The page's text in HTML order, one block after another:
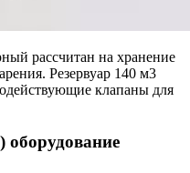
рассчитан на хранение
Резервуар 140 м3
клапаны для
оборудование